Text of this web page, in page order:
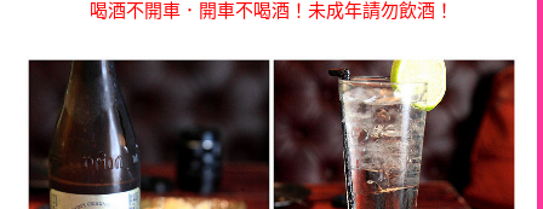
喝酒不開車．開車不喝酒！未成年請勿飲酒！